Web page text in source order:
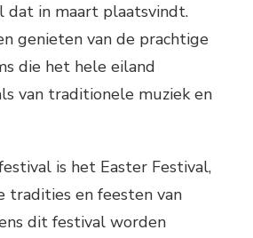
dat in maart plaatsvindt.
genieten van de prachtige
die het hele eiland
van traditionele muziek en
is het Easter Festival,
tradities en feesten van
dit festival worden